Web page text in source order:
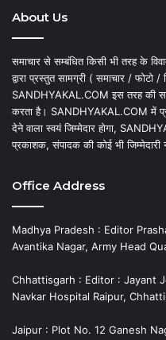
About Us
समाचार से सम्बंधित किसी भी तरह के
द्वारा प्रस्तुत सामग्री ( समाचार / फोटो /
SANDHYAKAL.COM इस तरह की
करता है। SANDHYAKAL.COM में
देने वाला स्वयं जिम्मेदार होगा,
प्रकाशक, संपादक की कोई भी जिम्मेदारी
Office Address
Madhya Pradesh : Editor
Avantika Nagar, Army Head
Chhattisgarh : Editor : Jayant
Navkar Hospital Raipur,
Jaipur : Plot No. 12 Ganesh